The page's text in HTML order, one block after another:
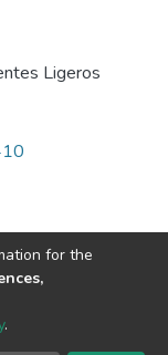
Ligeros
for the
.